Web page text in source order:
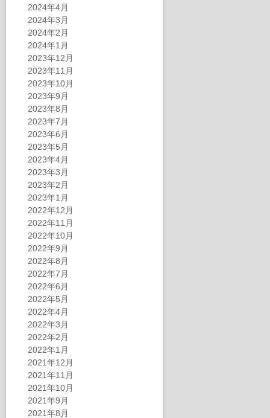
2024年4月
2024年3月
2024年2月
2024年1月
2023年12月
2023年11月
2023年10月
2023年9月
2023年8月
2023年7月
2023年6月
2023年5月
2023年4月
2023年3月
2023年2月
2023年1月
2022年12月
2022年11月
2022年10月
2022年9月
2022年8月
2022年7月
2022年6月
2022年5月
2022年4月
2022年3月
2022年2月
2022年1月
2021年12月
2021年11月
2021年10月
2021年9月
2021年8月